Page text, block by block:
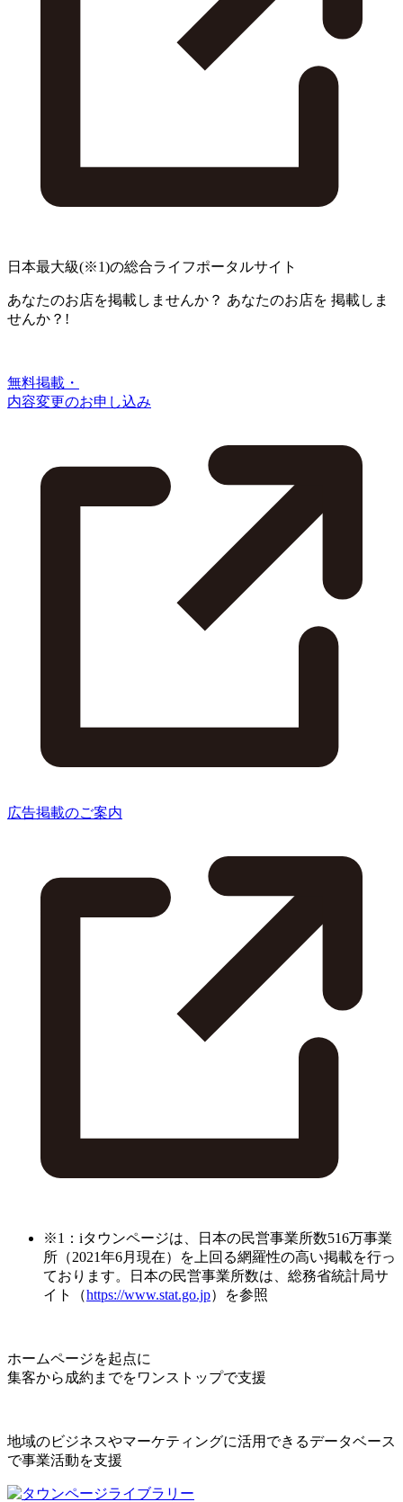
日本最大級(※1)の総合ライフポータルサイト
あなたのお店を掲載しませんか？ あなたのお店を 掲載しま
せんか？!
無料掲載・
内容変更のお申し込み
広告掲載のご案内
※1：iタウンページは、日本の民営事業所数516万事業
所（2021年6月現在）を上回る網羅性の高い掲載を行っ
ております。日本の民営事業所数は、総務省統計局サ
イト（https://www.stat.go.jp）を参照
ホームページを起点に
集客から成約までをワンストップで支援
地域のビジネスやマーケティングに活用できるデータベース
で事業活動を支援